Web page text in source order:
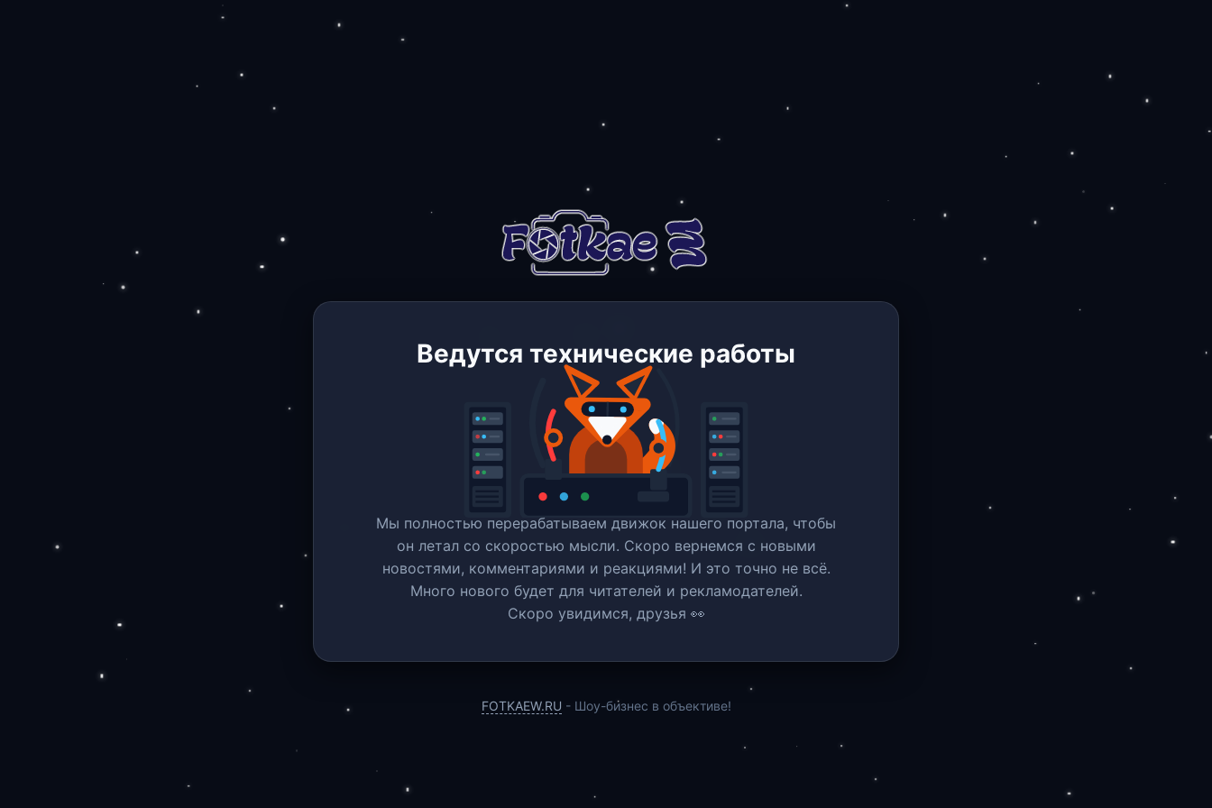
Ведутся технические работы
Мы полностью перерабатываем движок нашего портала, чтобы
он летал со скоростью мысли. Скоро вернемся c новыми
новостями, комментариями и реакциями! И это точно не всё.
Много нового будет для читателей и рекламодателей.
Скоро увидимся, друзья 👀
FOTKAEW.RU - Шоу-бизнес в объективе!